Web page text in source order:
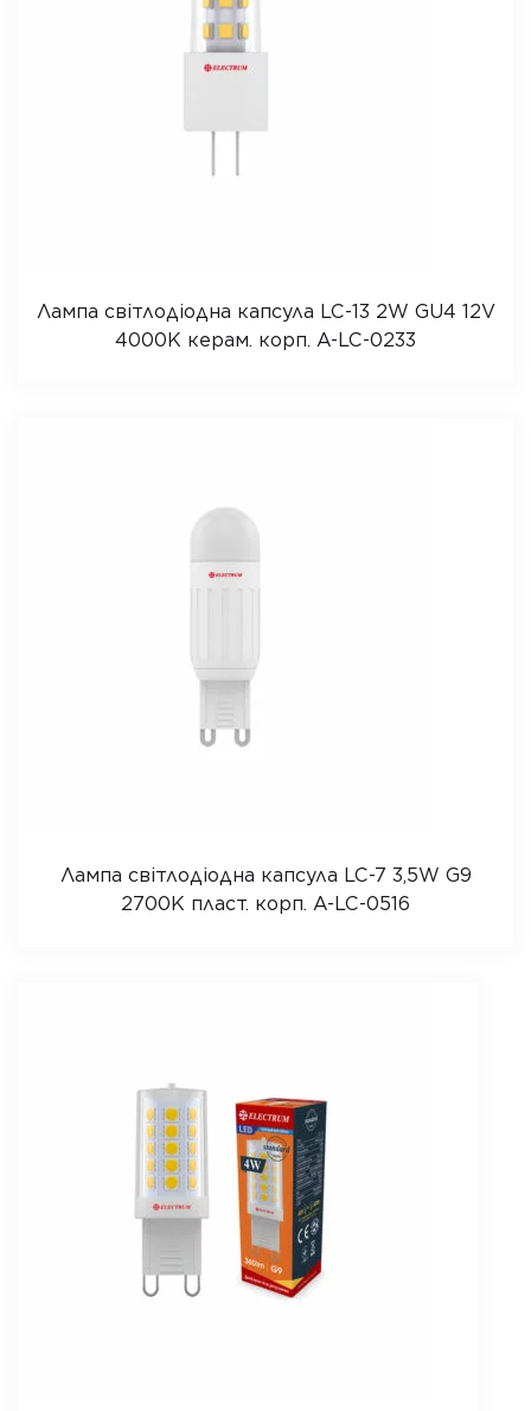
Лампа світлодіодна капсула LC-13 2W GU4 12V
4000K керам. корп. A-LC-0233
Лампа світлодіодна капсула LC-7 3,5W G9
2700K пласт. корп. A-LC-0516